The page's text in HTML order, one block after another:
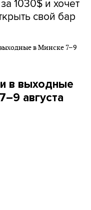
1030$ и хочет
свой бар
в выходные
августа